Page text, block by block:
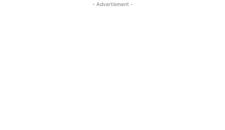
- Advertisment -